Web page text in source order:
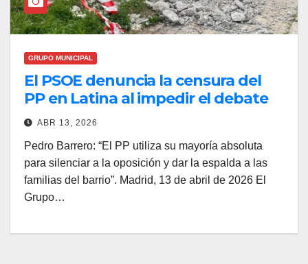
GRUPO MUNICIPAL
El PSOE denuncia la censura del
PP en Latina al impedir el debate
sobre el patio del CEIP Amadeo
ABR 13, 2026
Pedro Barrero: “El PP utiliza su mayoría absoluta
para silenciar a la oposición y dar la espalda a las
familias del barrio”. Madrid, 13 de abril de 2026 El
Grupo…